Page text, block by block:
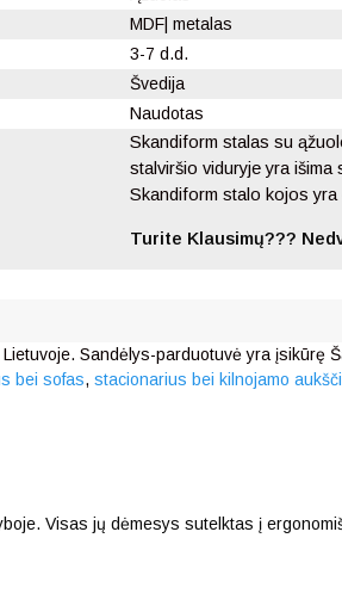
MDF| metalas
3-7 d.d.
Švedija
Naudotas
Skandiform stalas su
stalviršio viduryje yra išima
Skandiform stalo kojos yra
Turite Klausimų???
Sandėlys-parduotuvė yra įsikūrę
bei sofas, stacionarius bei kilnojamo
Visas jų dėmesys sutelktas į